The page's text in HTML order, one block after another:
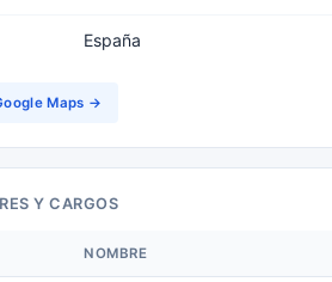
España
Maps →
Y CARGOS
NOMBRE